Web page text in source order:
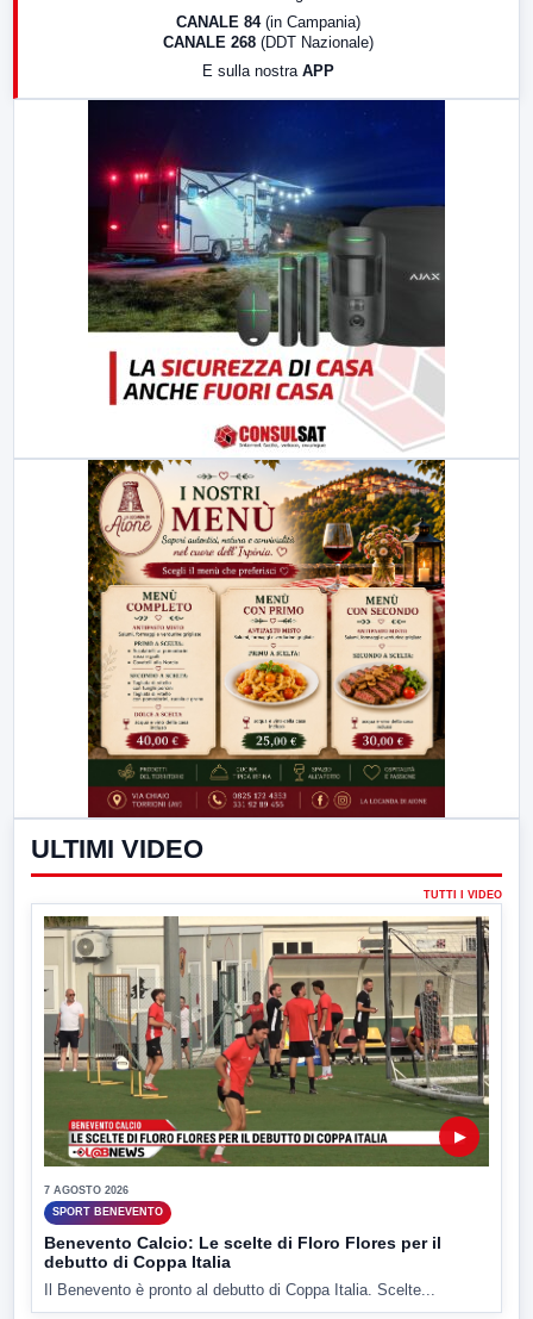
CANALE 84 (in Campania)
CANALE 268 (DDT Nazionale)
E sulla nostra APP
ULTIMI VIDEO
TUTTI I VIDEO
▶
7 AGOSTO 2026
SPORT BENEVENTO
Benevento Calcio: Le scelte di Floro Flores per il
debutto di Coppa Italia
Il Benevento è pronto al debutto di Coppa Italia. Scelte...